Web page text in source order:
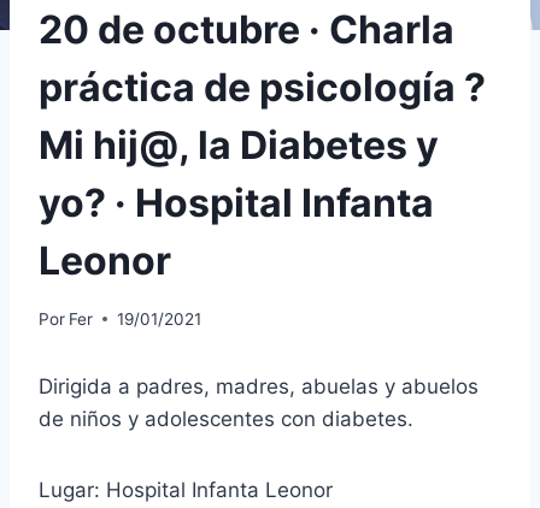
20 de octubre · Charla
práctica de psicología ?
Mi hij@, la Diabetes y
yo? · Hospital Infanta
Leonor
Por Fer 19/01/2021
Dirigida a padres, madres, abuelas y abuelos
de niños y adolescentes con diabetes.
Lugar: Hospital Infanta Leonor